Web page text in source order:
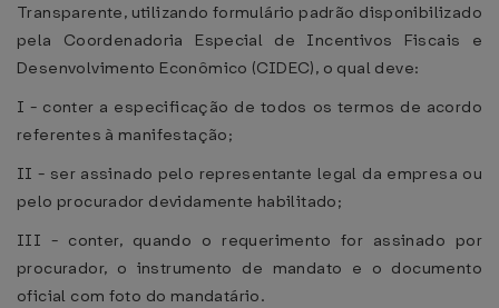
Transparente, utilizando formulário padrão disponibilizado
pela Coordenadoria Especial de Incentivos Fiscais e
Desenvolvimento Econômico (CIDEC), o qual deve:
I - conter a especificação de todos os termos de acordo
referentes à manifestação;
II - ser assinado pelo representante legal da empresa ou
pelo procurador devidamente habilitado;
III - conter, quando o requerimento for assinado por
procurador, o instrumento de mandato e o documento
oficial com foto do mandatário.